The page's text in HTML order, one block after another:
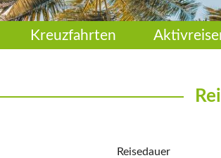
Kreuzfahrten
Reisedauer